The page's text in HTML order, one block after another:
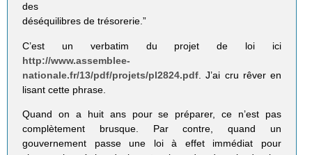
des
déséquilibres de trésorerie.”
C’est un verbatim du projet de loi ici
http://www.assemblee-
nationale.fr/13/pdf/projets/pl2824.pdf . J’ai cru rêver en
lisant cette phrase.
Quand on a huit ans pour se préparer, ce n’est pas
complètement brusque. Par contre, quand un
gouvernement passe une loi à effet immédiat pour